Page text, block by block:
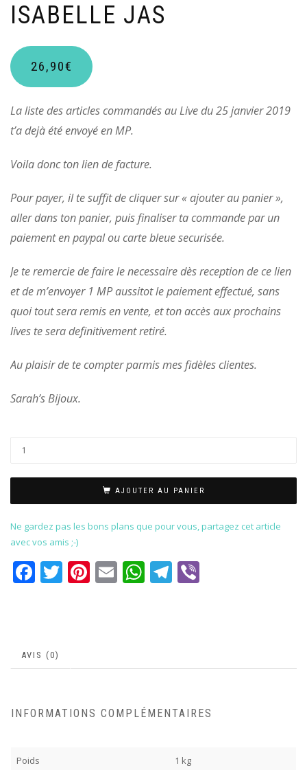
ISABELLE JAS
26,90€
La liste des articles commandés au Live du 25 janvier 2019
t’a dejà été envoyé en MP.
Voila donc ton lien de facture.
Pour payer, il te suffit de cliquer sur « ajouter au panier »,
aller dans ton panier, puis finaliser ta commande par un
paiement en paypal ou carte bleue securisée.
Je te remercie de faire le necessaire dès reception de ce lien
et de m’envoyer 1 MP aussitot le paiement effectué, sans
quoi tout sera remis en vente, et ton accès aux prochains
lives te sera definitivement retiré.
Au plaisir de te compter parmis mes fidèles clientes.
Sarah’s Bijoux.
AJOUTER AU PANIER
Ne gardez pas les bons plans que pour vous, partagez cet article
avec vos amis ;-)
Facebook
Twitter
Pinterest
EmailWhatsApp
Telegram
AVIS (0)
INFORMATIONS COMPLÉMENTAIRES
Poids 1 kg